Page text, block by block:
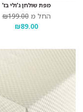
מפת שולחן ג'ולי בז'
החל מ ₪199.00
₪89.00